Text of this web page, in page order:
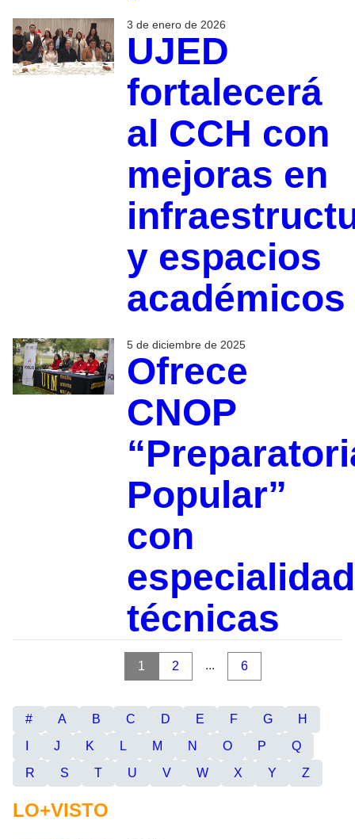
3 de enero de 2026
UJED
fortalecerá
al CCH con
mejoras en
y espacios
académicos
5 de diciembre de 2025
Ofrece
CNOP
Popular”
con
técnicas
1 2 ... 6
# A B C D E F G
H
J K L M N O P
Q
R
S T U V W X Y Z
LO+VISTO